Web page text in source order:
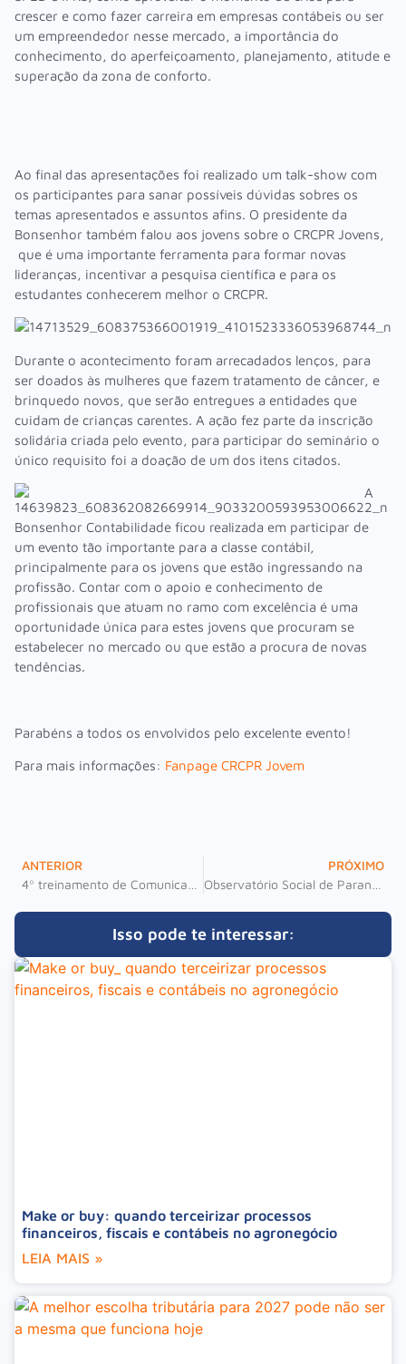
crescer e como fazer carreira em empresas contábeis ou ser
um empreendedor nesse mercado, a importância do
conhecimento, do aperfeiçoamento, planejamento, atitude e
superação da zona de conforto.
Ao final das apresentações foi realizado um talk-show com
os participantes para sanar possíveis dúvidas sobres os
temas apresentados e assuntos afins. O presidente da
Bonsenhor também falou aos jovens sobre o CRCPR Jovens,
que é uma importante ferramenta para formar novas
lideranças, incentivar a pesquisa científica e para os
estudantes conhecerem melhor o CRCPR.
Durante o acontecimento foram arrecadados lenços, para
ser doados às mulheres que fazem tratamento de câncer, e
brinquedo novos, que serão entregues a entidades que
cuidam de crianças carentes. A ação fez parte da inscrição
solidária criada pelo evento, para participar do seminário o
único requisito foi a doação de um dos itens citados.
A
Bonsenhor Contabilidade ficou realizada em participar de
um evento tão importante para a classe contábil,
principalmente para os jovens que estão ingressando na
profissão. Contar com o apoio e conhecimento de
profissionais que atuam no ramo com excelência é uma
oportunidade única para estes jovens que procuram se
estabelecer no mercado ou que estão a procura de novas
tendências.
Parabéns a todos os envolvidos pelo excelente evento!
Para mais informações: Fanpage CRCPR Jovem
ANTERIOR
PRÓXIMO
Isso pode te interessar:
Make or buy: quando terceirizar processos
financeiros, fiscais e contábeis no agronegócio
LEIA MAIS »